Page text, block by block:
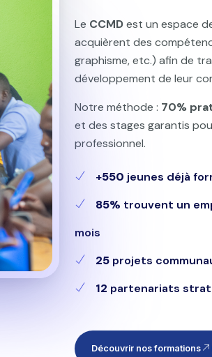
Le CCMDest un espace
acquièrent des
graphisme, etc.) afin de
développement de leur
Notre méthode : 70%
et des stages garantis
professionnel.
+550 jeunes déjà
85% trouvent un
mois
25projets
12 partenariats
Découvrir nos formations